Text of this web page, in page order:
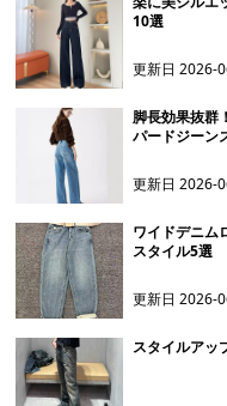
10選
更新日2026-
脚長効果抜群
パードジーン
更新日2026-
ワイドデニム
スタイル5選
更新日2026-
スタイルアッ